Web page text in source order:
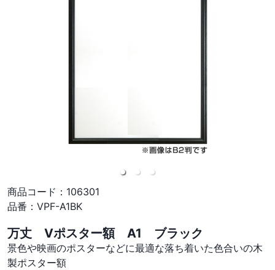
商品コード： 106301
品番： VPF-A1BK
万丈 Vポスター額 A1 ブラック
景色や映画のポスターなどに最適な落ち着いた色合いの木
製ポスター額